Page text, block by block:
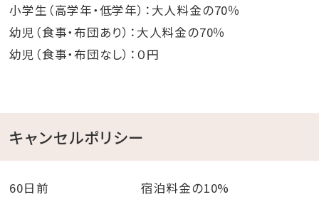
◆ アニバーサリーオプション ◆
○パティシエ特製ケーキ
※4日前まで要予約。 ■アニバーサリーグッズのご予約
・チョコクリームケーキ ￥3,800～
・チーズケーキ ￥2,800～
※サイズや手配場所によって、料金が異なります。
小学生（高学年・低学年）：大人料金の70％
幼児（食事・布団あり）：大人料金の70％
幼児（食事・布団なし）：０円
キャンセルポリシー
60日前 宿泊料金の10%